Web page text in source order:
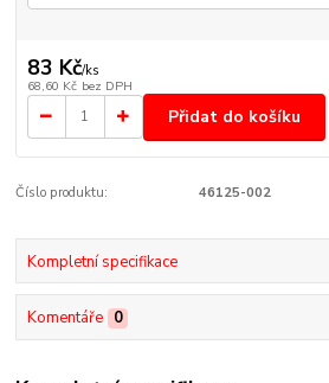
83 Kč/ks
68,60 Kč bez DPH
Přidat do košíku
Číslo produktu: 46125-002
Kompletní specifikace
Komentáře 0